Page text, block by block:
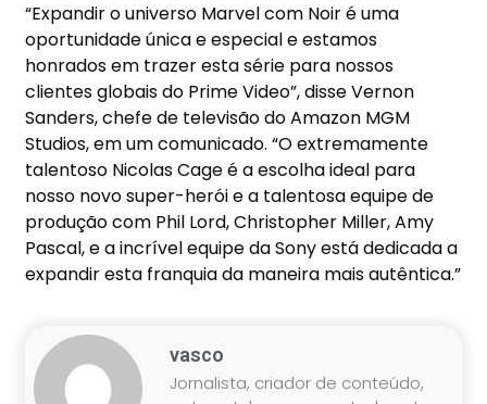
“Expandir o universo Marvel com Noir é uma
oportunidade única e especial e estamos
honrados em trazer esta série para nossos
clientes globais do Prime Video”, disse Vernon
Sanders, chefe de televisão do Amazon MGM
Studios, em um comunicado. “O extremamente
talentoso Nicolas Cage é a escolha ideal para
nosso novo super-herói e a talentosa equipe de
produção com Phil Lord, Christopher Miller, Amy
Pascal, e a incrível equipe da Sony está dedicada a
expandir esta franquia da maneira mais autêntica.”
vasco
Jornalista, criador de conteúdo,